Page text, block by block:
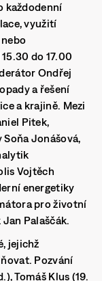
každodenní
využití
do 17.00
Ondřej
a řešení
a krajině. Mezi
Pitek,
Jonášová,
Vojtěch
energetiky
pro životní
Palaščák.
jejichž
Pozvání
Tomáš Klus (19.